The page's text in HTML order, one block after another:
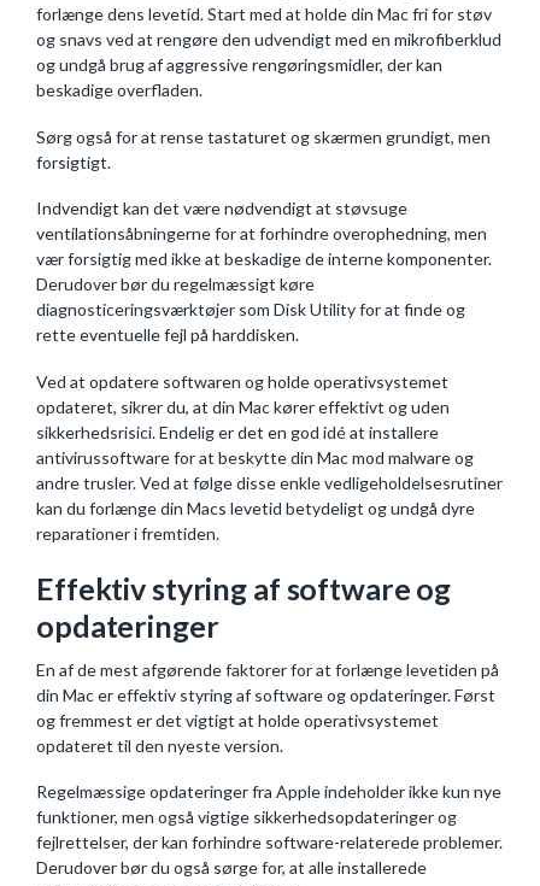
forlænge dens levetid. Start med at holde din Mac fri for støv
og snavs ved at rengøre den udvendigt med en mikrofiberklud
og undgå brug af aggressive rengøringsmidler, der kan
beskadige overfladen.
Sørg også for at rense tastaturet og skærmen grundigt, men
forsigtigt.
Indvendigt kan det være nødvendigt at støvsuge
ventilationsåbningerne for at forhindre overophedning, men
vær forsigtig med ikke at beskadige de interne komponenter.
Derudover bør du regelmæssigt køre
diagnosticeringsværktøjer som Disk Utility for at finde og
rette eventuelle fejl på harddisken.
Ved at opdatere softwaren og holde operativsystemet
opdateret, sikrer du, at din Mac kører effektivt og uden
sikkerhedsrisici. Endelig er det en god idé at installere
antivirussoftware for at beskytte din Mac mod malware og
andre trusler. Ved at følge disse enkle vedligeholdelsesrutiner
kan du forlænge din Macs levetid betydeligt og undgå dyre
reparationer i fremtiden.
Effektiv styring af software og
opdateringer
En af de mest afgørende faktorer for at forlænge levetiden på
din Mac er effektiv styring af software og opdateringer. Først
og fremmest er det vigtigt at holde operativsystemet
opdateret til den nyeste version.
Regelmæssige opdateringer fra Apple indeholder ikke kun nye
funktioner, men også vigtige sikkerhedsopdateringer og
fejlrettelser, der kan forhindre software-relaterede problemer.
Derudover bør du også sørge for, at alle installerede